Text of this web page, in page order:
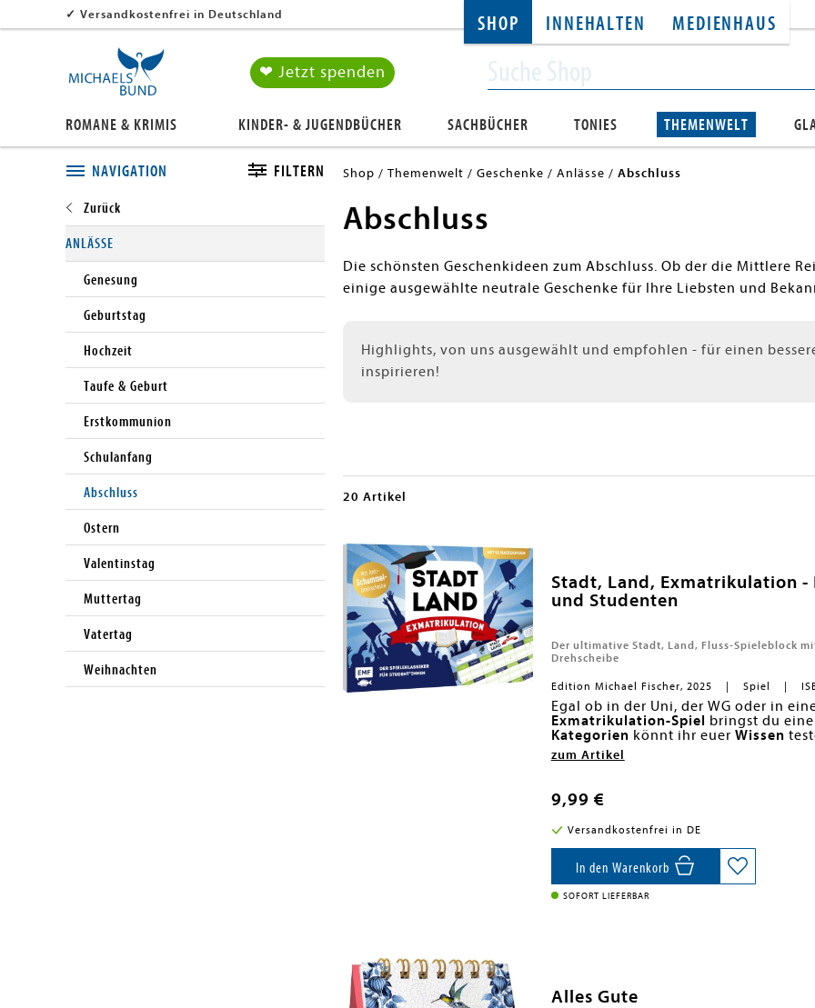
SHOP INNEHALTEN MEDIENHAUS
✓ Versandkostenfrei in Deutschland
❤ Jetzt spenden
ROMANE & KRIMIS KINDER- & JUGENDBÜCHER SACHBÜCHER TONIES THEMENWELT
NAVIGATION FILTERN
Close submenu
ANLÄSSE
Genesung
Geburtstag
Hochzeit
Taufe & Geburt
Erstkommunion
Schulanfang
Abschluss
Ostern
Valentinstag
Muttertag
Vatertag
Weihnachten
Shop Themenwelt Geschenke Anlässe Abschluss
Abschluss
Die schönsten Geschenkideen zum Abschluss. Ob der die Mittlere
einige ausgewählte neutrale Geschenke für Ihre Liebsten und
Highlights, von uns ausgewählt und empfohlen - für einen
inspirieren!
20 Artikel
Stadt, Land, Exmatrikulation
und Studenten
Der ultimative Stadt, Land, Fluss-Spieleblock
Drehscheibe
Edition Michael Fischer, 2025 Spiel
Egal ob in der Uni, der WG oder in
Exmatrikulation-Spiel bringst du
Kategorien könnt ihr euer Wissen
Spieleblock mit einer
Themen - perfekt für alle
und für jeden etwas dabei.
Der Spieleklassiker mit
Dieultimative Uni-Edition
Für jung und alt - von 16-99 Jahren
Lustiger Hausarbeitstitel, Mensa-
vielfältigen Kategorien überraschen.
euch hatimmer eine Antwort parat
Faktenwissen, Kreativität und
erstes "Stopp!" zu rufen. Bist du
zum Artikel
9,99 €
Versandkostenfrei in DE
In den Warenkorb
SOFORT LIEFERBAR
Alles Gute